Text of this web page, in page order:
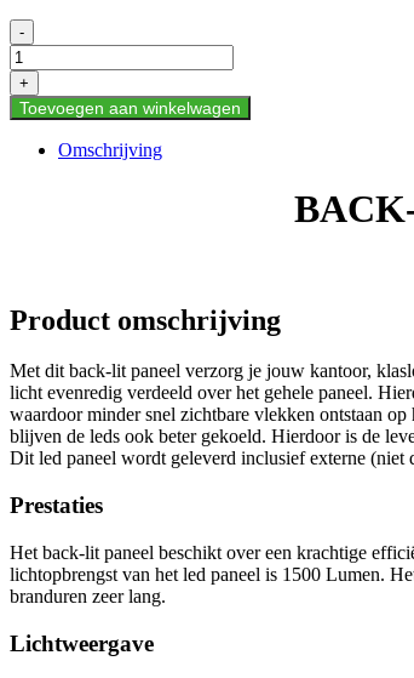
BACK-
LIT
PANEEL
LEDA
30X30CM
WHITE
-
+
Toevoegen aan winkelwagen
Omschrijving
Product omschrijving
Met dit back-lit paneel verzorg je jouw kantoor,
licht evenredig verdeeld over het gehele paneel.
waardoor minder snel zichtbare vlekken ontstaan
blijven de leds ook beter gekoeld. Hierdoor is de
Dit led paneel wordt geleverd inclusief externe (niet
Prestaties
Het back-lit paneel beschikt over een krachtige
lichtopbrengst van het led paneel is 1500 Lumen.
branduren zeer lang.
Lichtweergave